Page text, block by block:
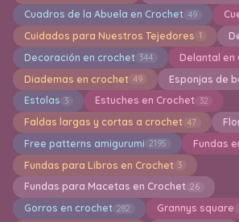
Cuadros de la Abuela en Crochet 49
Cuidados para Nuestros Tejedores 1
Decoración en crochet 344 Delantal en
Diademas en crochet 49 Esponjas de
Estolas 3 Estuches en Crochet 32
Faldas largas y cortas a crochet 47
Free patterns amigurumi 2195 Fundas
Fundas para Libros en Crochet 3
Fundas para Macetas en Crochet 26
Gorros en crochet 282 Grannys square